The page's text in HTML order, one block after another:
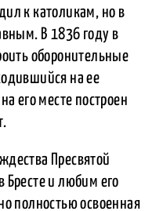
к католикам, но в
В 1836 году в
оборонительные
на ее
его месте построен
Пресвятой
Бресте и любим его
полностью освоенная